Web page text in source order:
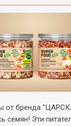
от бренда
семян! Эти